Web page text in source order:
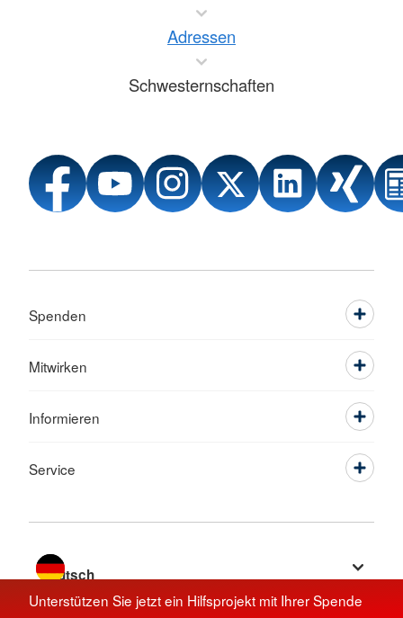
Unterstützen Sie jetzt ein Hilfsprojekt mit Ihrer Spende
Adressen
Schwesternschaften
Spenden
Mitwirken
Informieren
Service
Sprache wechseln zu